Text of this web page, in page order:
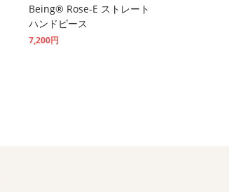
Being® Rose-E ストレート
ハンドピース
7,200円